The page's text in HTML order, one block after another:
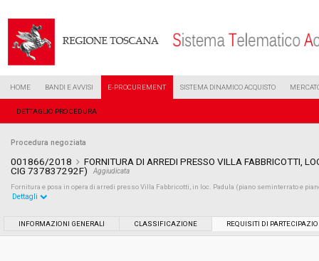
HOME BANDI E AVVISI E-PROCUREMENT SISTEMA DINAMICO ACQUISTO
DETTAGLIO PROCEDURA
Procedura negoziata
001866/2018
FORNITURA DI ARREDI PRESSO VILLA FABBRICOTTI,
CIG 737837292F)
Aggiudicata
Fornitura e posa in opera di arredi presso Villa Fabbricotti, in loc. Padula (piano seminterrato e
Dettagli
INFORMAZIONI GENERALI CLASSIFICAZIONE REQUISITI DI